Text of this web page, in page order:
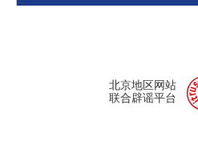
北京地区网站
联合辟谣平台